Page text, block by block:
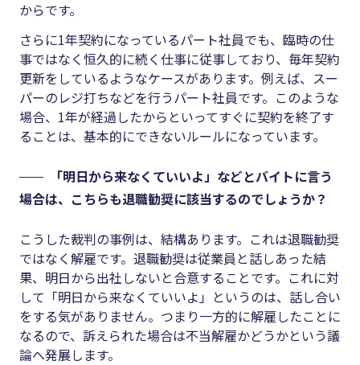
からです。
さらに1年契約になっているパート社員でも、臨時の仕
事ではなく恒久的に続く仕事に従事しており、毎年契約
更新をしているようなケースがあります。例えば、スー
パーのレジ打ちなどを行うパート社員です。このような
場合、 1年が経過したからといってすぐに契約を終了す
ることは、基本的にできないルールになっています。
「明日から来なくていいよ」などとバイトに言う
場合は、こちらも退職勧奨に該当するのでしょうか？
こうした裁判の事例は、結構あります。これは退職勧奨
ではなく解雇です。退職勧奨は従業員と話しあった結
果、明日から出社しないと合意することです。これに対
して「明日から来なくていいよ」というのは、話し合い
をする気がありません。つまり一方的に解雇したことに
なるので、訴えられた場合は不当解雇かどうかという議
論へ発展します。